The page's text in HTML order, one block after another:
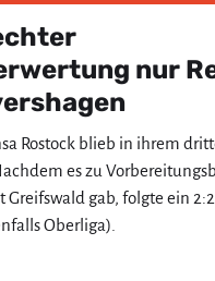
nur
Rostock blieb in ihrem
es zu
Greifswald gab, folgte ein
Oberliga).